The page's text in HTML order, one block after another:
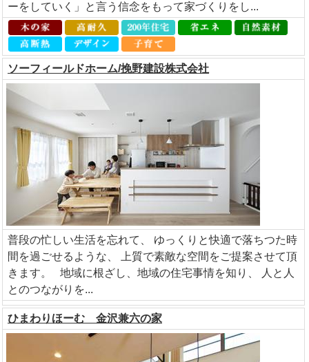
ーをしていく」と言う信念をもって家づくりをし...
ソーフィールドホーム/挽野建設株式会社
普段の忙しい生活を忘れて、 ゆっくりと快適で落ちつた時
間を過ごせるような、 上質で素敵な空間をご提案させて頂
きます。 地域に根ざし、地域の住宅事情を知り、 人と人
とのつながりを...
ひまわりほーむ 金沢兼六の家